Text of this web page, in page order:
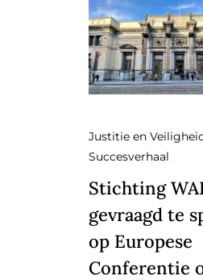
Justitie en
Succesverhaal
Stichting
gevraagd te
op Europese
Conferentie